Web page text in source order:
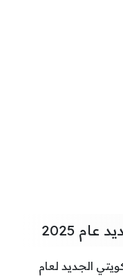
2025
الجديد لعام